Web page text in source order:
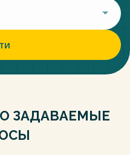
ЗАДАВАЕМЫЕ